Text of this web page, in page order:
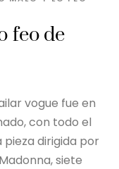
feo de
vogue fue en
con todo el
pieza dirigida por
siete